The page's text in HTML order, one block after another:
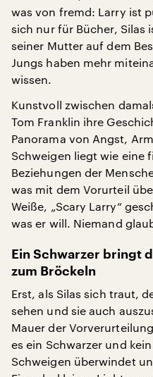
was von fremd: Larry ist
sich nur für Bücher, Silas
seiner Mutter auf dem
Jungs haben mehr
wissen.
Kunstvoll zwischen
Tom Franklin ihre
Panorama von Angst,
Schweigen liegt wie eine
Beziehungen der
was mit dem Vorurteil
Weiße, „Scary Larry“
was er will. Niemand
Ein Schwarzer bringt
zum Bröckeln
Erst, als Silas sich traut,
sehen und sie auch
Mauer der
es ein Schwarzer und
Schweigen überwindet